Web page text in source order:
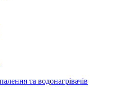
та водонагрівачів